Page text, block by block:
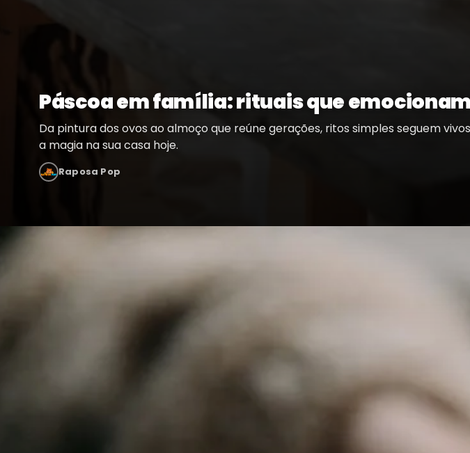
Páscoa em família: rituais que emocionam
Da pintura dos ovos ao almoço que reúne gerações, ritos simples seguem
a magia na sua casa hoje.
Raposa Pop